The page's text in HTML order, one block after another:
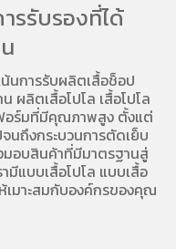
รรับรองที่ได้
นการรับผลิตเสื้อช็อป
ผลิตเสื้อโปโล เสื้อโปโล
อร์มที่มีคุณภาพสูง ตั้งแต่
นถึงกระบวนการตัดเย็บ
อบสินค้าที่มีมาตรฐานสู่
มีแบบเสื้อโปโล แบบเสื้อ
เมาะสมกับองค์กรของคุณ